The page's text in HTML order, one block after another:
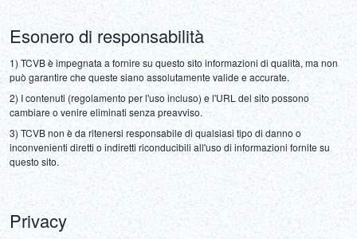
Esonero di responsabilità
1) TCVB è impegnata a fornire su questo sito informazioni di qualità, ma non
può garantire che queste siano assolutamente valide e accurate.
2) I contenuti (regolamento per l'uso incluso) e l'URL del sito possono
cambiare o venire eliminati senza preavviso.
3) TCVB non è da ritenersi responsabile di qualsiasi tipo di danno o
inconvenienti diretti o indiretti riconducibili all'uso di informazioni fornite su
questo sito.
Privacy